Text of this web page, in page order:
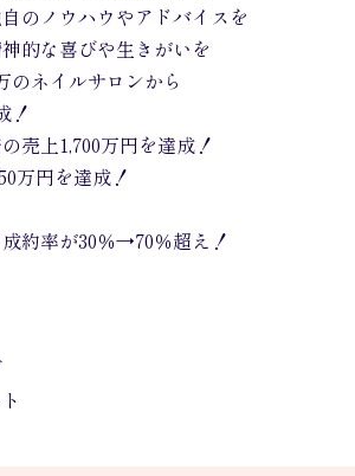
のノウハウやアドバイスを
的な喜びや生きがいを
のネイルサロンから
！
売上1,700万円を達成！
万円を達成！
約率が30％→70％超え！